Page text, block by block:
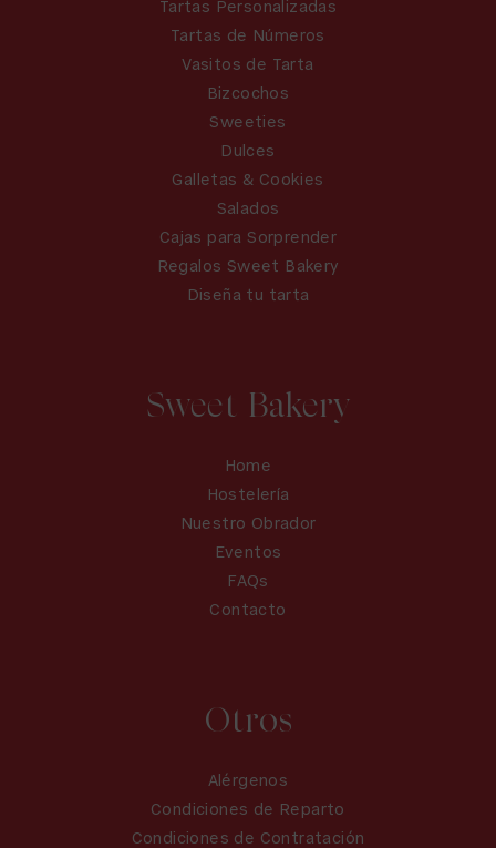
Tartas Personalizadas
Tartas de Números
Vasitos de Tarta
Bizcochos
Sweeties
Dulces
Galletas & Cookies
Salados
Cajas para Sorprender
Regalos Sweet Bakery
Diseña tu tarta
Sweet Bakery
Home
Hostelería
Nuestro Obrador
Eventos
FAQs
Contacto
Otros
Alérgenos
Condiciones de Reparto
Condiciones de Contratación